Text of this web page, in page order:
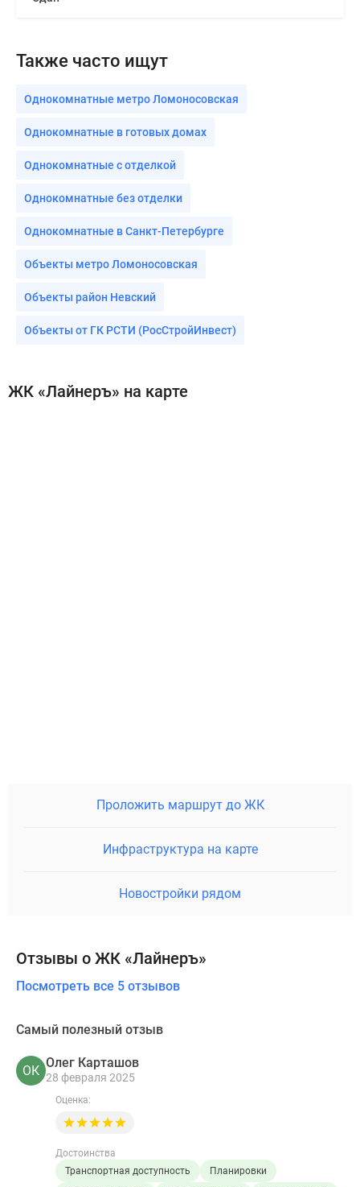
Также часто ищут
Однокомнатные метро Ломоносовская
Однокомнатные в готовых домах
Однокомнатные с отделкой
Однокомнатные без отделки
Однокомнатные в Санкт-Петербурге
Объекты метро Ломоносовская
Объекты район Невский
Объекты от ГК РСТИ (РосСтройИнвест)
ЖК «Лайнеръ» на карте
Проложить маршрут до ЖК
Инфраструктура на карте
Новостройки рядом
Отзывы о ЖК «Лайнеръ»
Посмотреть все 5 отзывов
Самый полезный отзыв
ОК
Олег Карташов
28 февраля 2025
Оценка:
Достоинства
Транспортная доступность
Планировки